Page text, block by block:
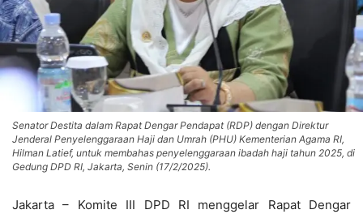
Senator Destita dalam Rapat Dengar Pendapat (RDP) dengan Direktur
Jenderal Penyelenggaraan Haji dan Umrah (PHU) Kementerian Agama RI,
Hilman Latief, untuk membahas penyelenggaraan ibadah haji tahun 2025, di
Gedung DPD RI, Jakarta, Senin (17/2/2025).
Jakarta – Komite III DPD RI menggelar Rapat Dengar